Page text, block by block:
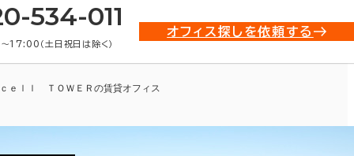
534-011
17:00（土日祝日は除く）
オフィス探しを依頼する
ｅｌｌ ＴＯＷＥＲの賃貸オフィス